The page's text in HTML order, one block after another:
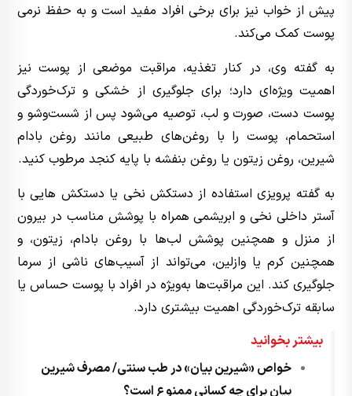
پیش از خواب نیز برای برخی افراد مفید است و به حفظ نرمی
پوست کمک می‌کند.
به گفته وی، در کنار تغذیه، مراقبت موضعی از پوست نیز
اهمیت ویژه‌ای دارد؛ برای جلوگیری از خشکی و ترک‌خوردگی
پوست دست، صورت و لب، توصیه می‌شود پس از شست‌وشو و
استحمام، پوست را با روغن‌های طبیعی مانند روغن بادام
شیرین، روغن زیتون یا روغن بنفشه با پایه کنجد مرطوب کنید.
به گفته پرویزی استفاده از دستکش نخی یا دستکش هایی با
آستر داخلی نخی و ابریشمی همراه با پوشش مناسب در بیرون
از منزل و همچنین پوشش لب‌ها با روغن بادام، زیتون، و
همچنین کرم یا وازلین، می‌تواند از آسیب‌های ناشی از سرما
جلوگیری کند. این مراقبت‌ها به‌ویژه در افراد با پوست حساس یا
سابقه ترک‌خوردگی اهمیت بیشتری دارد.
بیشتر بخوانید
خواص «شیرین بیان» در طب سنتی/ مصرف شیرین
بیان برای چه کسانی ممنوع است؟